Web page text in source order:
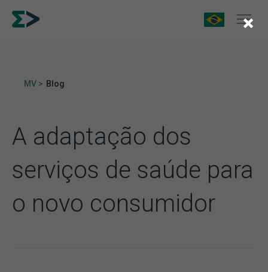
MV > Blog
A adaptação dos
serviços de saúde para
o novo consumidor
×